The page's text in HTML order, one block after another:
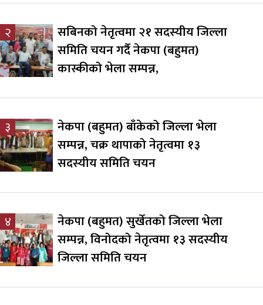
२
सबिनको नेतृत्वमा २१ सदस्यीय जिल्ला
समिति चयन गर्दै नेकपा (बहुमत)
कास्कीको भेला सम्पन्न,
३
नेकपा (बहुमत) बाँकेको जिल्ला भेला
सम्पन्न, चक्र थापाको नेतृत्वमा १३
सदस्यीय समिति चयन
४
नेकपा (बहुमत) सुर्खेतको जिल्ला भेला
सम्पन्न, विनोदको नेतृत्वमा १३ सदस्यीय
जिल्ला समिति चयन